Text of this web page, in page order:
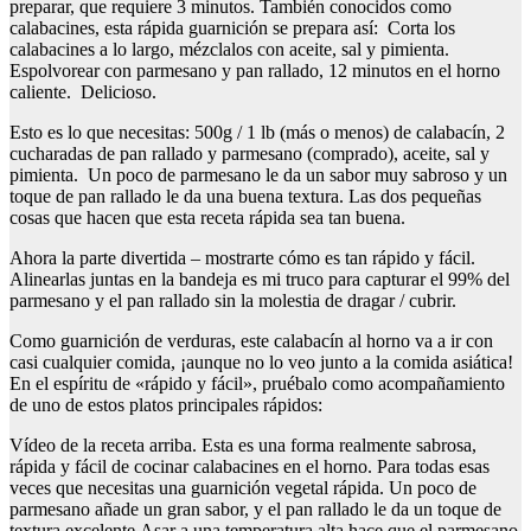
preparar, que requiere 3 minutos. También conocidos como
calabacines, esta rápida guarnición se prepara así: Corta los
calabacines a lo largo, mézclalos con aceite, sal y pimienta.
Espolvorear con parmesano y pan rallado, 12 minutos en el horno
caliente. Delicioso.
Esto es lo que necesitas: 500g / 1 lb (más o menos) de calabacín, 2
cucharadas de pan rallado y parmesano (comprado), aceite, sal y
pimienta. Un poco de parmesano le da un sabor muy sabroso y un
toque de pan rallado le da una buena textura. Las dos pequeñas
cosas que hacen que esta receta rápida sea tan buena.
Ahora la parte divertida – mostrarte cómo es tan rápido y fácil.
Alinearlas juntas en la bandeja es mi truco para capturar el 99% del
parmesano y el pan rallado sin la molestia de dragar / cubrir.
Como guarnición de verduras, este calabacín al horno va a ir con
casi cualquier comida, ¡aunque no lo veo junto a la comida asiática!
En el espíritu de «rápido y fácil», pruébalo como acompañamiento
de uno de estos platos principales rápidos:
Vídeo de la receta arriba. Esta es una forma realmente sabrosa,
rápida y fácil de cocinar calabacines en el horno. Para todas esas
veces que necesitas una guarnición vegetal rápida. Un poco de
parmesano añade un gran sabor, y el pan rallado le da un toque de